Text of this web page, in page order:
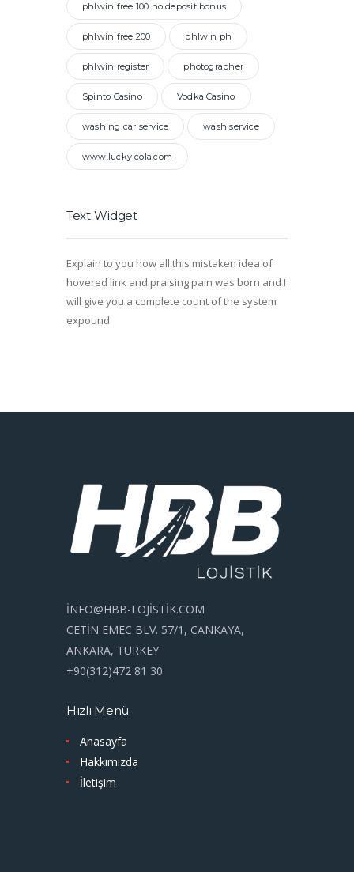
phlwin free 100 no deposit bonus
phlwin free 200 phlwin ph
phlwin register photographer
Spinto Casino Vodka Casino
washing car service wash service
www.lucky cola.com
Text Widget
Explain to you how all this mistaken idea of
hovered link and praising pain was born and I
will give you a complete count of the system
expound
İNFO@HBB-LOJİSTİK.COM
CETİN EMEC BLV. 57/1, CANKAYA,
ANKARA, TURKEY
+90(312)472 81 30
Hızlı Menü
Anasayfa
Hakkımızda
İletişim